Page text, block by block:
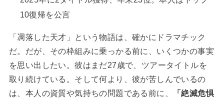
10復帰を公言
「凋落した天才」という物語は、確かにドラマチック
だ。だが、その枠組みに乗っかる前に、いくつかの事実
を思い出したい。彼はまだ27歳で、ツアータイトルを
取り続けている。そして何より、彼が苦しんでいるの
は、本人の資質や気持ちの問題である前に、
「絶滅危惧